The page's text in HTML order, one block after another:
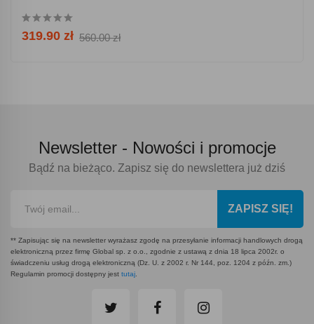
319.90 zł 560.00 zł
Newsletter - Nowości i promocje
Bądź na bieżąco. Zapisz się do newslettera już dziś
ZAPISZ SIĘ!
** Zapisując się na newsletter wyrażasz zgodę na przesyłanie informacji handlowych drogą
elektroniczną przez firmę Global sp. z o.o., zgodnie z ustawą z dnia 18 lipca 2002r. o
świadczeniu usług drogą elektroniczną (Dz. U. z 2002 r. Nr 144, poz. 1204 z późn. zm.)
Regulamin promocji dostępny jest tutaj.